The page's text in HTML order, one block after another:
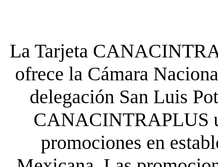
La Tarjeta
ofrece la Cámara
delegación San Luis
CANACINTRAPLUS
promociones en